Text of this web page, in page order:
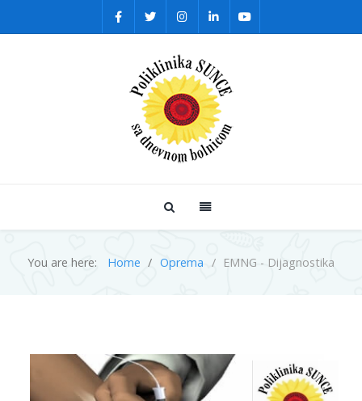
You are here: Home Oprema EMNG - Dijagnostika